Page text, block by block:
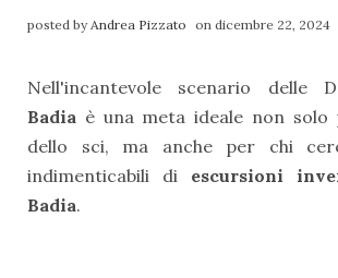
posted by Andrea Pizzato on dicembre 22, 2024
Nell'incantevole scenario delle
Badia è una meta ideale non
dello sci, ma anche per chi
indimenticabili di escursioni
Badia.